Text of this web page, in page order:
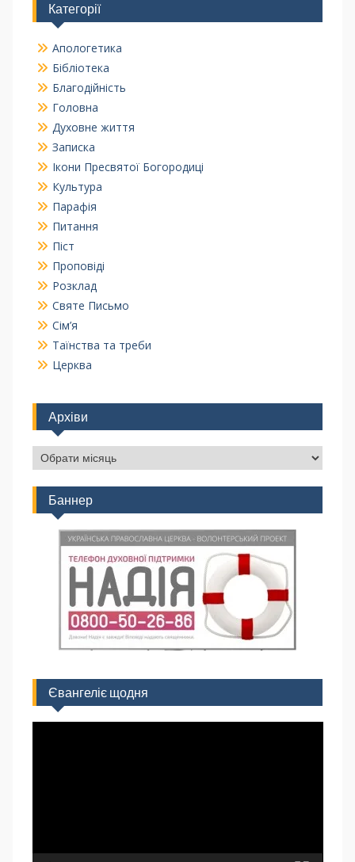
Категорії
Апологетика
Бібліотека
Благодійність
Головна
Духовне життя
Записка
Ікони Пресвятої Богородиці
Культура
Парафія
Питання
Піст
Проповіді
Розклад
Святе Письмо
Сім’я
Таїнства та треби
Церква
Архіви
Баннер
Євангеліє щодня